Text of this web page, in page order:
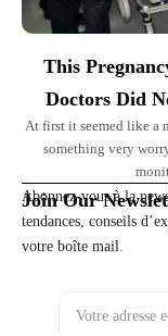
This
Doctors Did
At first it seemed like a
something very
Join Our
Abonnez-vous à la
tendances, conseils
votre boîte mail.